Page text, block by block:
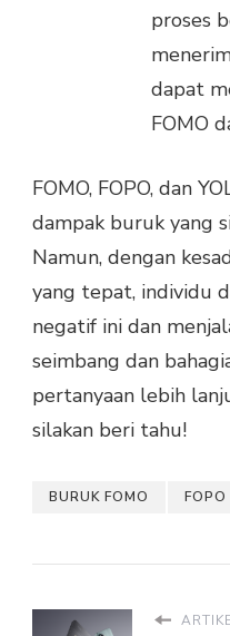
proses
dapat
FOMO
FOMO, FOPO, dan
dampak buruk yang
Namun, dengan
yang tepat, individu
negatif ini dan
seimbang dan
pertanyaan lebih
silakan beri tahu!
BURUK FOMO FOPO